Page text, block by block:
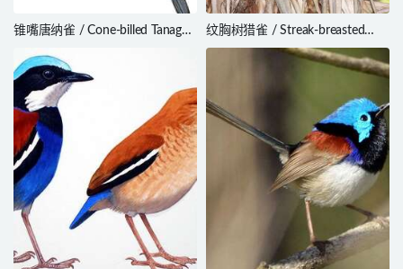
锥嘴唐纳雀 / Cone-billed Tanager
纹胸树猎雀 / Streak-breasted
Treehunter / Thripadectes